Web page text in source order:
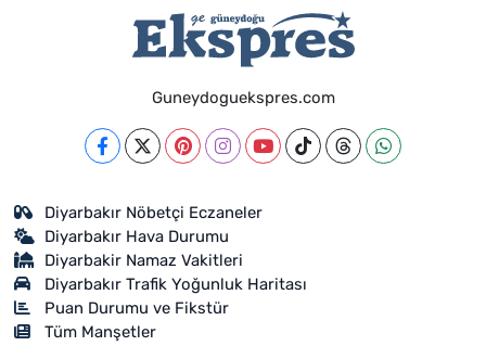
Guneydoguekspres.com
Diyarbakır Nöbetçi Eczaneler
Diyarbakır Hava Durumu
Diyarbakir Namaz Vakitleri
Diyarbakır Trafik Yoğunluk Haritası
Puan Durumu ve Fikstür
Tüm Manşetler